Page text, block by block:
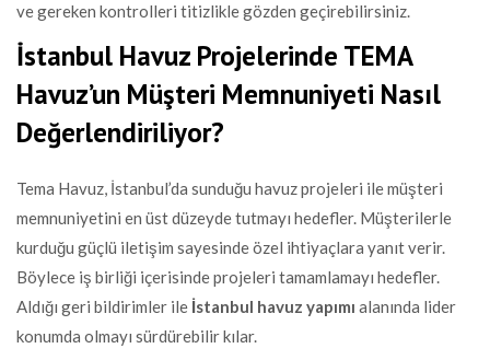
ve gereken kontrolleri titizlikle gözden geçirebilirsiniz.
İstanbul Havuz Projelerinde TEMA
Havuz’un Müşteri Memnuniyeti Nasıl
Değerlendiriliyor?
Tema Havuz, İstanbul’da sunduğu havuz projeleri ile müşteri
memnuniyetini en üst düzeyde tutmayı hedefler. Müşterilerle
kurduğu güçlü iletişim sayesinde özel ihtiyaçlara yanıt verir.
Böylece iş birliği içerisinde projeleri tamamlamayı hedefler.
Aldığı geri bildirimler ile İstanbul havuz yapımı alanında lider
konumda olmayı sürdürebilir kılar.